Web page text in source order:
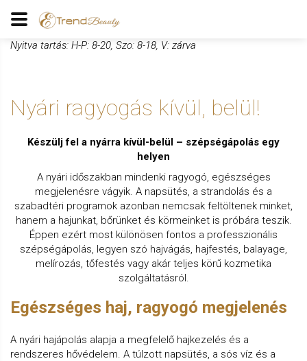
Nyitva tartás: H-P: 8-20, Szo: 8-18, V: zárva
Nyári ragyogás kívül, belül!
Készülj fel a nyárra kívül-belül – szépségápolás egy
helyen
A nyári időszakban mindenki ragyogó, egészséges
megjelenésre vágyik. A napsütés, a strandolás és a
szabadtéri programok azonban nemcsak feltöltenek minket,
hanem a hajunkat, bőrünket és körmeinket is próbára teszik.
Éppen ezért most különösen fontos a professzionális
szépségápolás, legyen szó hajvágás, hajfestés, balayage,
melírozás, tőfestés vagy akár teljes körű kozmetika
szolgáltatásról.
Egészséges haj, ragyogó megjelenés
A nyári hajápolás alapja a megfelelő hajkezelés és a
rendszeres hővédelem. A túlzott napsütés, a sós víz és a